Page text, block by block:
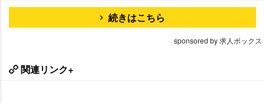
続きはこちら
sponsored by 求人ボックス
関連リンク+